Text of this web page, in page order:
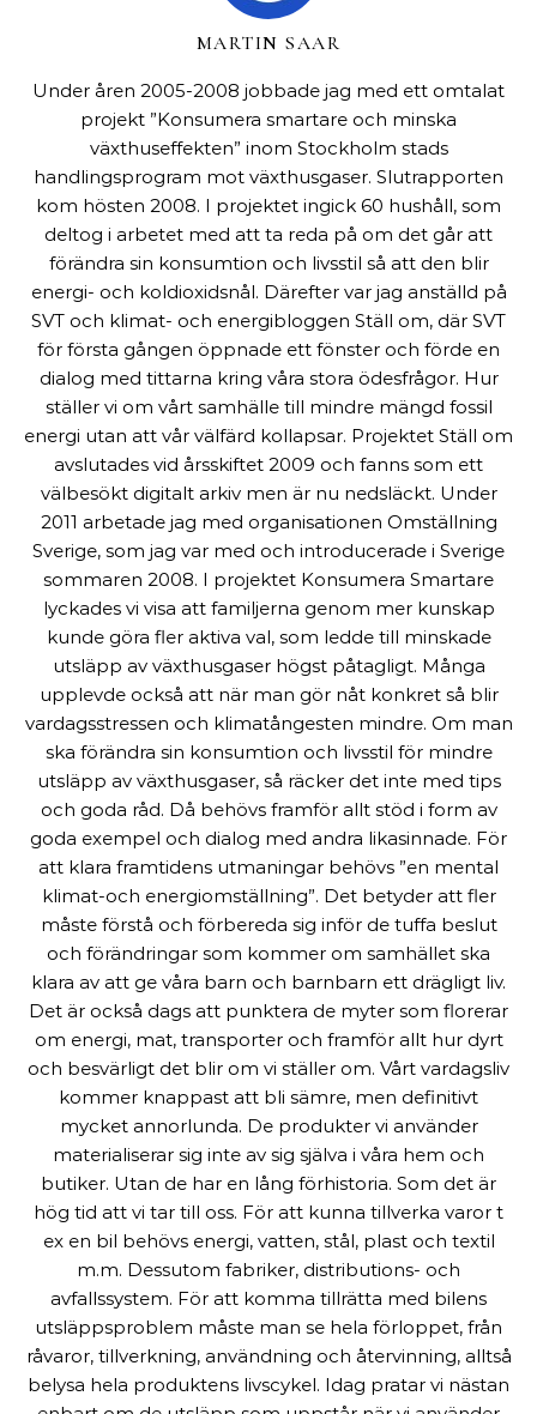
MARTIN SAAR
Under åren 2005-2008 jobbade jag med ett omtalat
projekt ”Konsumera smartare och minska
växthuseffekten” inom Stockholm stads
handlingsprogram mot växthusgaser. Slutrapporten
kom hösten 2008. I projektet ingick 60 hushåll, som
deltog i arbetet med att ta reda på om det går att
förändra sin konsumtion och livsstil så att den blir
energi- och koldioxidsnål. Därefter var jag anställd på
SVT och klimat- och energibloggen Ställ om, där SVT
för första gången öppnade ett fönster och förde en
dialog med tittarna kring våra stora ödesfrågor. Hur
ställer vi om vårt samhälle till mindre mängd fossil
energi utan att vår välfärd kollapsar. Projektet Ställ om
avslutades vid årsskiftet 2009 och fanns som ett
välbesökt digitalt arkiv men är nu nedsläckt. Under
2011 arbetade jag med organisationen Omställning
Sverige, som jag var med och introducerade i Sverige
sommaren 2008. I projektet Konsumera Smartare
lyckades vi visa att familjerna genom mer kunskap
kunde göra fler aktiva val, som ledde till minskade
utsläpp av växthusgaser högst påtagligt. Många
upplevde också att när man gör nåt konkret så blir
vardagsstressen och klimatångesten mindre. Om man
ska förändra sin konsumtion och livsstil för mindre
utsläpp av växthusgaser, så räcker det inte med tips
och goda råd. Då behövs framför allt stöd i form av
goda exempel och dialog med andra likasinnade. För
att klara framtidens utmaningar behövs ”en mental
klimat-och energiomställning”. Det betyder att fler
måste förstå och förbereda sig inför de tuffa beslut
och förändringar som kommer om samhället ska
klara av att ge våra barn och barnbarn ett drägligt liv.
Det är också dags att punktera de myter som florerar
om energi, mat, transporter och framför allt hur dyrt
och besvärligt det blir om vi ställer om. Vårt vardagsliv
kommer knappast att bli sämre, men definitivt
mycket annorlunda. De produkter vi använder
materialiserar sig inte av sig själva i våra hem och
butiker. Utan de har en lång förhistoria. Som det är
hög tid att vi tar till oss. För att kunna tillverka varor t
ex en bil behövs energi, vatten, stål, plast och textil
m.m. Dessutom fabriker, distributions- och
avfallssystem. För att komma tillrätta med bilens
utsläppsproblem måste man se hela förloppet, från
råvaror, tillverkning, användning och återvinning, alltså
belysa hela produktens livscykel. Idag pratar vi nästan